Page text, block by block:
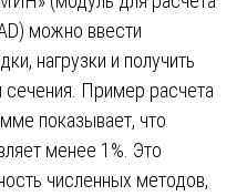
можно ввести
нагрузки и получить
сечения. Пример расчета
показывает, что
менее 1%. Это
численных методов,